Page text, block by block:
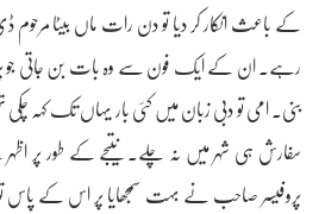
کے باعث انکار کر دیا تو دن رات ماں بیٹا
رہے۔ ان کے ایک فون سے وہ بات بن جاتی جو
بنی۔ امی تو دبی زبان میں کئی بار یہاں تک کہہ چکی
سفارش ہی شہر میں نہ چلے۔ نتیجے کے طور پر اظہر
پروفیسر صاحب نے بہت سمجھایا پر اس کے پاس